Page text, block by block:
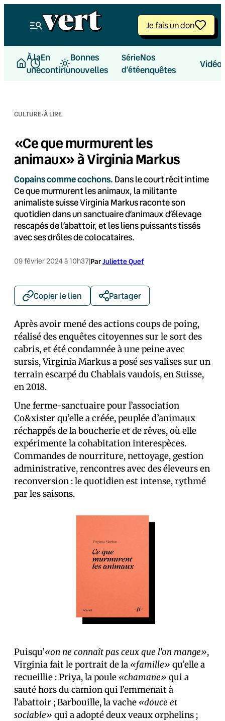
Je fais un don
À la
une
En
continu
Bonnes
nouvelles
Série
d’été
Nos
enquêtes
CULTURE·À LIRE
«Ce que murmurent les
animaux» à Virginia Markus
Copains comme cochons. Dans le court récit intime
Ce que murmurent les animaux, la militante
animaliste suisse Virginia Markus raconte son
quotidien dans un sanctuaire d’animaux d’élevage
rescapés de l’abattoir, et les liens puissants tissés
avec ses drôles de colocataires.
09 février 2024 à 10h37|ParJuliette Quef
Copier le lien Partager
Après avoir mené des actions coups de poing,
réalisé des enquêtes citoyennes sur le sort des
cabris, et été condamnée à une peine avec
sursis, Virginia Markus a posé ses valises sur un
terrain escarpé du Chablais vaudois, en Suisse,
en 2018.
Une ferme-sanctuaire pour l’association
Co&xister qu’elle a créée, peuplée d’animaux
réchappés de la boucherie et de rêves, où elle
expérimente la cohabitation interespèces.
Commandes de nourriture, nettoyage, gestion
administrative, rencontres avec des éleveurs en
reconversion : le quotidien est intense, rythmé
par les saisons.
Puisqu’«on ne connaît pas ceux que l’on mange»,
Virginia fait le portrait de la «famille» qu’elle a
recueillie : Priya, la poule «chamane» qui a
sauté hors du camion qui l’emmenait à
l’abattoir ; Barbouille, la vache «douce et
sociable» qui a adopté deux veaux orphelins ;